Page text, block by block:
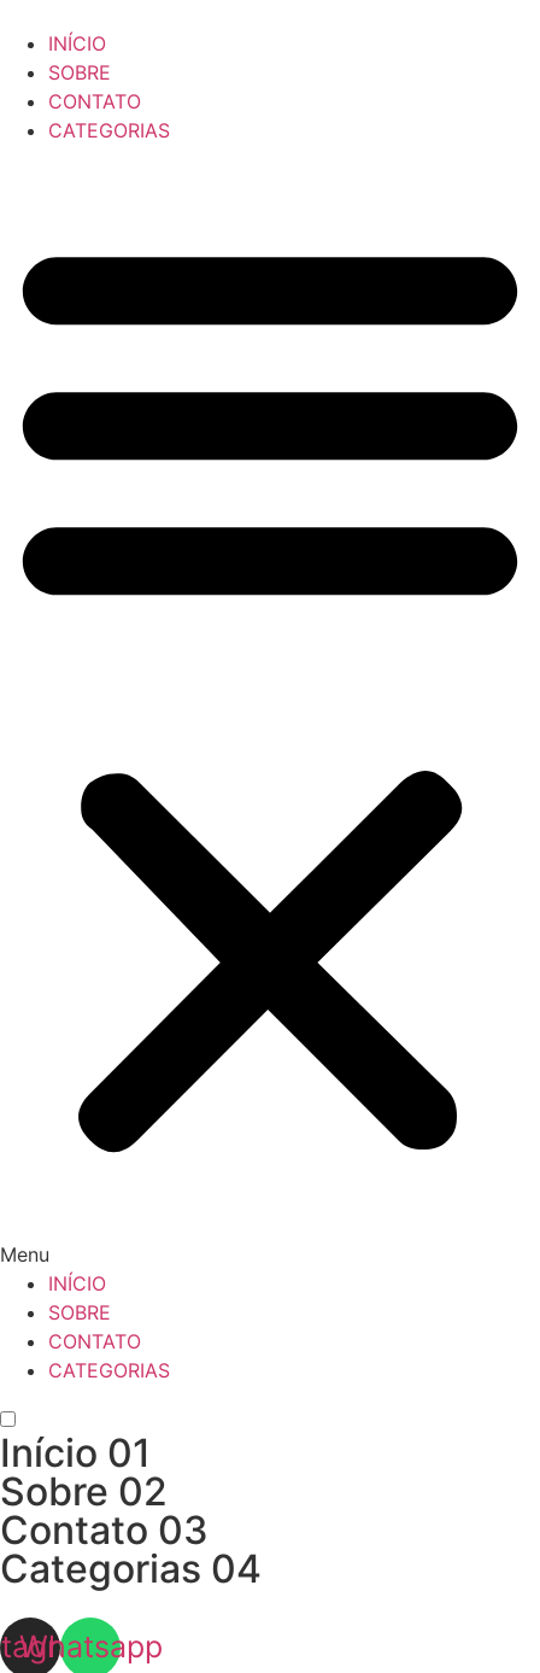
para
conteúdo
INÍCIO
SOBRE
CONTATO
CATEGORIAS
Menu
INÍCIO
SOBRE
CONTATO
CATEGORIAS
Início 01
Sobre 02
Contato 03
Categorias 04
Whatsapp